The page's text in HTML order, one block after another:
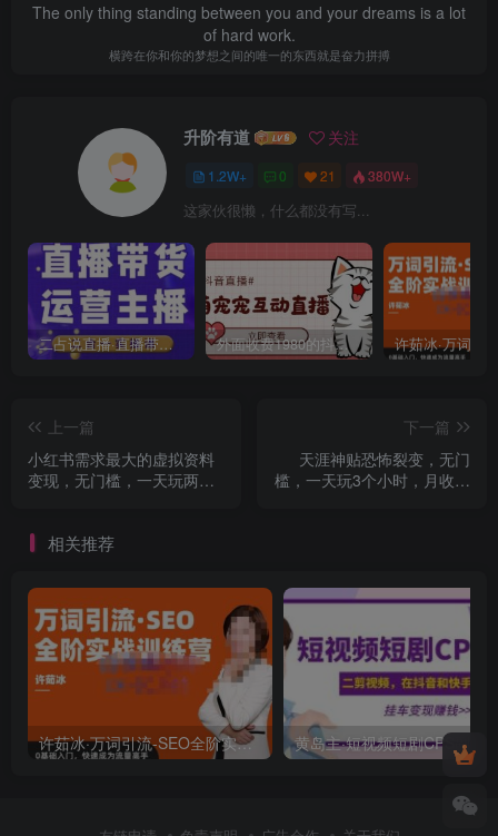
The only thing standing between you and your dreams is a lot
of hard work.
横跨在你和你的梦想之间的唯一的东西就是奋力拼搏
升阶有道 关注
1.2W+ 0 21 380W+
这家伙很懒，什么都没有写...
二占说直播·直播带货主播运营课程，主播运营二合一实操课 外面收费1980的抖音萌宠宠直播项目，可虚拟人直播，抖音报白，实时互动直播【软件+详细教程】
上一篇
小红书需求最大的虚拟资料
变现，无门槛，一天玩两小
下一篇
天涯神贴恐怖裂变，无门
槛，一天玩3个小时，月收入
相关推荐
许茹冰·万词引流-SEO全阶实战训练营，0基础入门，快速成为流量高手